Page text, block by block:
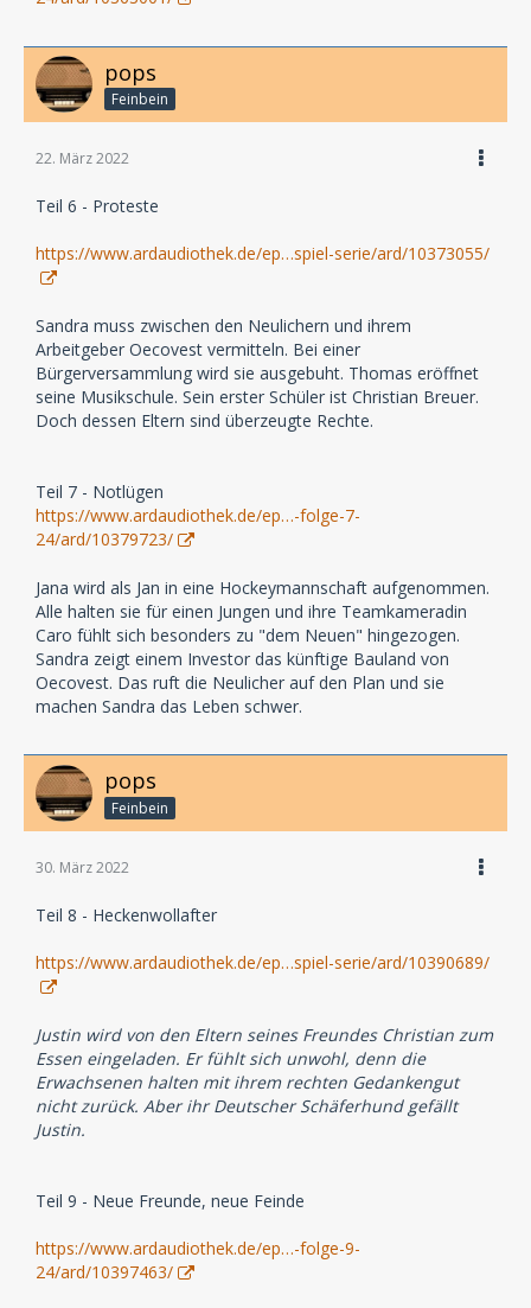
pops
Feinbein
22. März 2022
Teil 6 - Proteste
https://www.ardaudiothek.de/ep…spiel-serie/ard/10373055/
Sandra muss zwischen den Neulichern und ihrem
Arbeitgeber Oecovest vermitteln. Bei einer
Bürgerversammlung wird sie ausgebuht. Thomas eröffnet
seine Musikschule. Sein erster Schüler ist Christian Breuer.
Doch dessen Eltern sind überzeugte Rechte.
Teil 7 - Notlügen
https://www.ardaudiothek.de/ep…-folge-7-
24/ard/10379723/
Jana wird als Jan in eine Hockeymannschaft aufgenommen.
Alle halten sie für einen Jungen und ihre Teamkameradin
Caro fühlt sich besonders zu "dem Neuen" hingezogen.
Sandra zeigt einem Investor das künftige Bauland von
Oecovest. Das ruft die Neulicher auf den Plan und sie
machen Sandra das Leben schwer.
pops
Feinbein
30. März 2022
Teil 8 - Heckenwollafter
https://www.ardaudiothek.de/ep…spiel-serie/ard/10390689/
Justin wird von den Eltern seines Freundes Christian zum
Essen eingeladen. Er fühlt sich unwohl, denn die
Erwachsenen halten mit ihrem rechten Gedankengut
nicht zurück. Aber ihr Deutscher Schäferhund gefällt
Justin.
Teil 9 - Neue Freunde, neue Feinde
https://www.ardaudiothek.de/ep…-folge-9-
24/ard/10397463/